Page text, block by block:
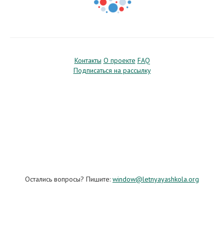
Контакты О проекте FAQ
Подписаться на рассылку
Остались вопросы? Пишите: window@letnyayashkola.org